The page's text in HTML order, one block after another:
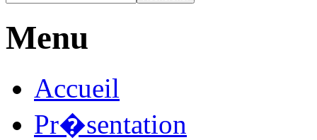
Menu
Accueil
Pr�sentation